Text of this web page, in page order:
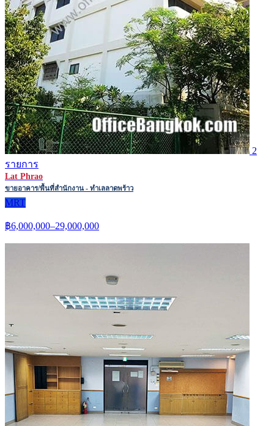
2
รายการ
Lat Phrao
ขายอาคาร/พื้นที่สำนักงาน - ทำเลลาดพร้าว
MRT
฿6,000,000–29,000,000